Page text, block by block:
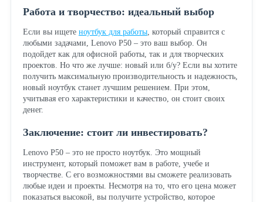
Работа и творчество: идеальный выбор
Если вы ищете ноутбук для работы, который справится с
любыми задачами, Lenovo P50 – это ваш выбор. Он
подойдет как для офисной работы, так и для творческих
проектов. Но что же лучше: новый или б/у? Если вы хотите
получить максимальную производительность и надежность,
новый ноутбук станет лучшим решением. При этом,
учитывая его характеристики и качество, он стоит своих
денег.
Заключение: стоит ли инвестировать?
Lenovo P50 – это не просто ноутбук. Это мощный
инструмент, который поможет вам в работе, учебе и
творчестве. С его возможностями вы сможете реализовать
любые идеи и проекты. Несмотря на то, что его цена может
показаться высокой, вы получите устройство, которое